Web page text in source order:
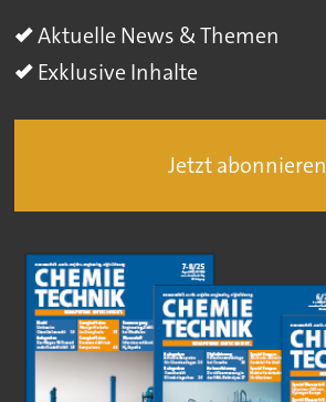
Aktuelle News & Themen
Exklusive Inhalte
Jetzt abonnieren